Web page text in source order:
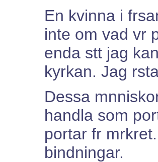
En kvinna i
inte om vad vr
enda stt jag
kyrkan. Jag
Dessa
handla som
portar fr
bindningar.